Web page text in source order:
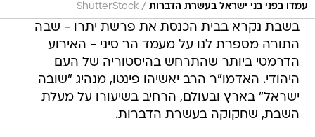
עמדו בפני בני ישראל בעשרת הדברות /
ShutterStock
בשבת נקרא בבית הכנסת את פרשת יתרו - שבה
התורה מספרת לנו על מעמד הר סיני - האירוע
הדרמטי ביותר שהתרחש בהיסטוריה של העם
היהודי. האדמו"ר הרב יאשיהו פינטו, מנהיג "שובה
ישראל" בארץ ובעולם, הרחיב בשיעורו על מעלת
השבת, שחקוקה בעשרת הדברות.